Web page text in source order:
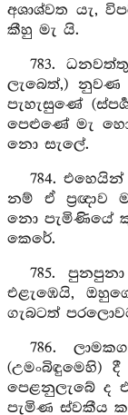
අශාශ්වත යැ,
කීහු මැ යි.
783.
ලැබෙත්,)
පැහැසුණේ
පෙළුණේ මැ
නො සැලේ.
784.
නම් ඒ ප්‍රඥාව
නො පැමිණියේ
කෙරේ.
785.
එළැඹෙයි,
ගැබටත්
786.
(උමංබිඳුමෙහි)
පෙළනුලැබේ ද
පැමිණ ස්වකීය